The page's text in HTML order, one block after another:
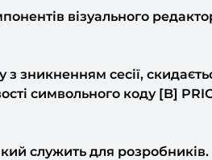
візуального
з зникненням сесії,
символьного коду [B]
служить для розробників.